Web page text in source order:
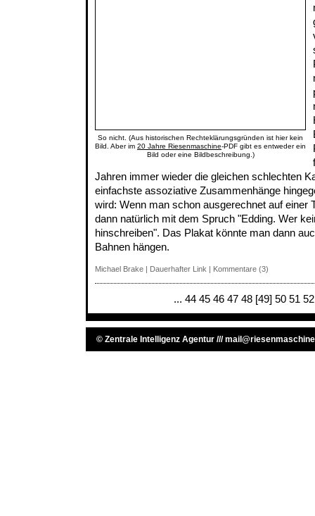
So nicht. (Aus historischen Rechteklärungsgründen ist hier kein
Bild. Aber im 20 Jahre Riesenmaschine-PDF gibt es entweder ein
Bild oder eine Bildbeschreibung.)
Jahren immer wieder die gleichen schlechten
einfachste assoziative Zusammenhänge
wird: Wenn man schon ausgerechnet auf einer
dann natürlich mit dem Spruch "Edding. Wer
hinschreiben". Das Plakat könnte man dann
Bahnen hängen.
Michael Brake | Dauerhafter Link | Kommentare (3)
... 44 45 46 47 48 [49] 50 51 52
© Zentrale Intelligenz Agentur ///